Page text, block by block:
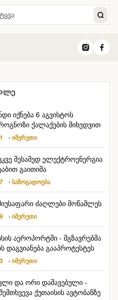
იქნება 6 აგვისტოს
ქალაქების მიხედვით
• იმერეთი
მესამედ ელექტროენერგია
გაითიშა
• საზოგადოება
ძაღლები მოწამლეს
• იმერეთი
აეროპორტში - მგზავრებმა
დაგვიანება გააპროტესტეს
• იმერეთი
და ორი დაშავებული -
ქუთაისის ავტობანზე